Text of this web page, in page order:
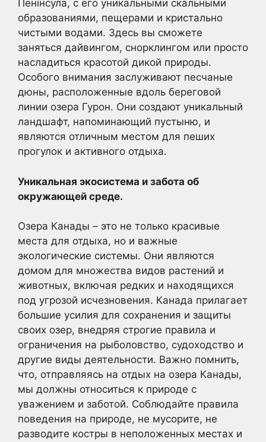
Пенінсула, с его уникальными скальными
образованиями, пещерами и кристально
чистыми водами. Здесь вы сможете
заняться дайвингом, снорклингом или просто
насладиться красотой дикой природы.
Особого внимания заслуживают песчаные
дюны, расположенные вдоль береговой
линии озера Гурон. Они создают уникальный
ландшафт, напоминающий пустыню, и
являются отличным местом для пеших
прогулок и активного отдыха.
Уникальная экосистема и забота об
окружающей среде.
Озера Канады – это не только красивые
места для отдыха, но и важные
экологические системы. Они являются
домом для множества видов растений и
животных, включая редких и находящихся
под угрозой исчезновения. Канада прилагает
большие усилия для сохранения и защиты
своих озер, внедряя строгие правила и
ограничения на рыболовство, судоходство и
другие виды деятельности. Важно помнить,
что, отправляясь на отдых на озера Канады,
мы должны относиться к природе с
уважением и заботой. Соблюдайте правила
поведения на природе, не мусорите, не
разводите костры в неположенных местах и